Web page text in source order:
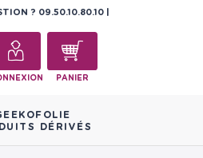
? 09.50.10.80.10
PANIER
DÉRIVÉS